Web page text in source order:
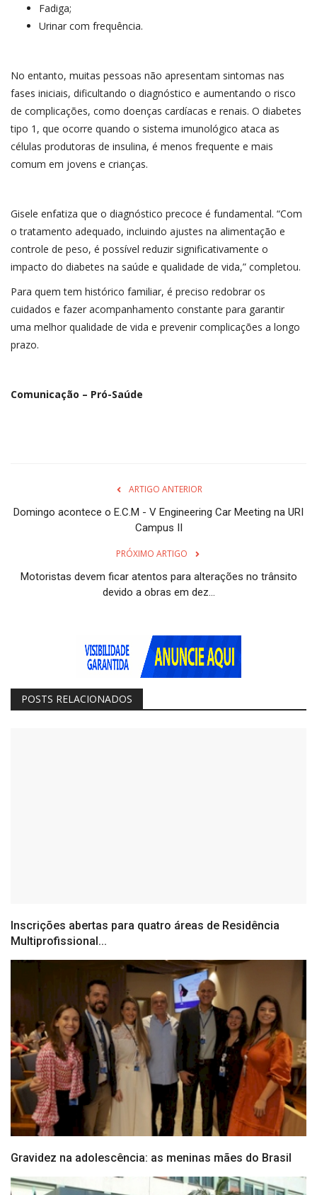
Fadiga;
Urinar com frequência.
No entanto, muitas pessoas não apresentam sintomas nas
fases iniciais, dificultando o diagnóstico e aumentando o risco
de complicações, como doenças cardíacas e renais. O diabetes
tipo 1, que ocorre quando o sistema imunológico ataca as
células produtoras de insulina, é menos frequente e mais
comum em jovens e crianças.
Gisele enfatiza que o diagnóstico precoce é fundamental. “Com
o tratamento adequado, incluindo ajustes na alimentação e
controle de peso, é possível reduzir significativamente o
impacto do diabetes na saúde e qualidade de vida,” completou.
Para quem tem histórico familiar, é preciso redobrar os
cuidados e fazer acompanhamento constante para garantir
uma melhor qualidade de vida e prevenir complicações a longo
prazo.
Comunicação – Pró-Saúde
ARTIGO ANTERIOR
Domingo acontece o E.C.M - V Engineering Car Meeting na URI
Campus II
PRÓXIMO ARTIGO
Motoristas devem ficar atentos para alterações no trânsito
devido a obras em dez...
POSTS RELACIONADOS
Inscrições abertas para quatro áreas de Residência
Multiprofissional...
Gravidez na adolescência: as meninas mães do Brasil